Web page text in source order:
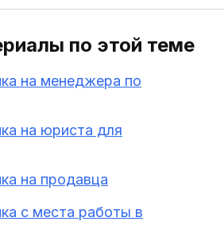
по этой теме
на менеджера по
на юриста для
на продавца
с места работы в